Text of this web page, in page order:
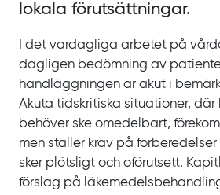
lokala förutsättningar.
I det vardagliga arbetet på
dagligen bedömning av
handläggningen är akut i
Akuta tidskritiska situationer,
behöver ske omedelbart,
men ställer krav på
sker plötsligt och oförutsett.
förslag på